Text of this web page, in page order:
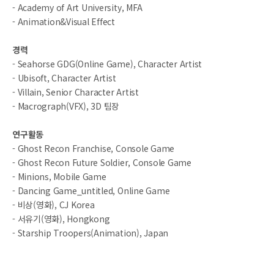
- Academy of Art University, MFA
- Animation&Visual Effect
경력
- Seahorse GDG(Online Game), Character Artist
- Ubisoft, Character Artist
- Villain, Senior Character Artist
- Macrograph(VFX), 3D 팀장
연구활동
- Ghost Recon Franchise, Console Game
- Ghost Recon Future Soldier, Console Game
- Minions, Mobile Game
- Dancing Game_untitled, Online Game
- 비상(영화), CJ Korea
- 서유기(영화), Hongkong
- Starship Troopers(Animation), Japan